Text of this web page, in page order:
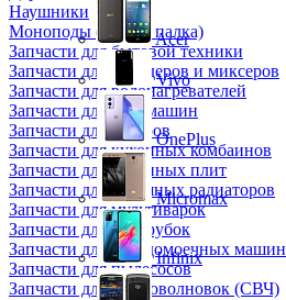
Наушники
Моноподы (Селфи палка)
Запчасти для бытовой техники
Запчасти для блендеров и миксеров
Запчасти для водонагревателей
Запчасти для кофемашин
Запчасти для кулеров
Запчасти для кухонных комбаинов
Запчасти для кухонных плит
Запчасти для масляных радиаторов
Запчасти для мультиварок
Запчасти для мясорубок
Запчасти для посудомоечных машин
Запчасти для пылесосов
Запчасти для микроволновок (СВЧ)
Acer
Vivo
OnePlus
Micromax
Infinix